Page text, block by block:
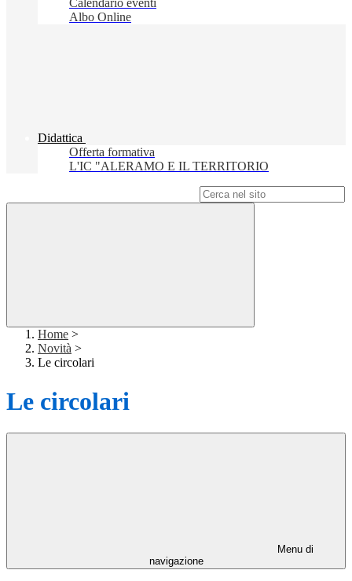
Calendario eventi
Albo Online
Didattica
Offerta formativa
L'IC "ALERAMO E IL TERRITORIO
Home >
Novità >
Le circolari
Le circolari
Menu di
navigazione